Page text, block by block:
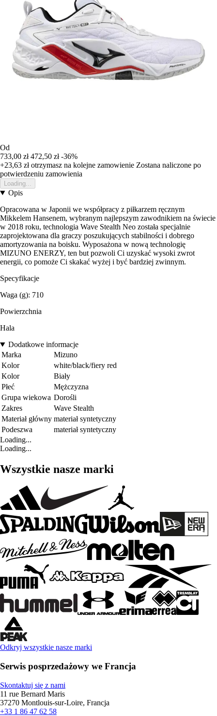
Od
733,00 zł 472,50 zł -36%
+23,63 złotrzymasz na kolejne zamowienie Zostana naliczone po
potwierdzeniu zamowienia
Loading...
Opis
Opracowana w Japonii we współpracy z piłkarzem ręcznym
Mikkelem Hansenem, wybranym najlepszym zawodnikiem na świecie
w 2018 roku, technologia Wave Stealth Neo została specjalnie
zaprojektowana dla graczy poszukujących stabilności i dobrego
amortyzowania na boisku. Wyposażona w nową technologię
MIZUNO ENERZY, ten but pozwoli Ci uzyskać wysoki zwrot
energii, co pomoże Ci skakać wyżej i być bardziej zwinnym.
Specyfikacje
Waga (g): 710
Powierzchnia
Hala
Dodatkowe informacje
Marka
Mizuno
Kolor
white/black/fiery red
Kolor
Biały
Płeć
Mężczyzna
Grupa wiekowa Dorośli
Zakres
Wave Stealth
Materiał główny materiał syntetyczny
Podeszwa
materiał syntetyczny
Loading...
Loading...
Wszystkie nasze marki
Odkryj wszystkie nasze marki
Serwis posprzedażowy we Francja
Skontaktuj się z nami
11 rue Bernard Maris
37270 Montlouis-sur-Loire, Francja
+33 1 86 47 62 58